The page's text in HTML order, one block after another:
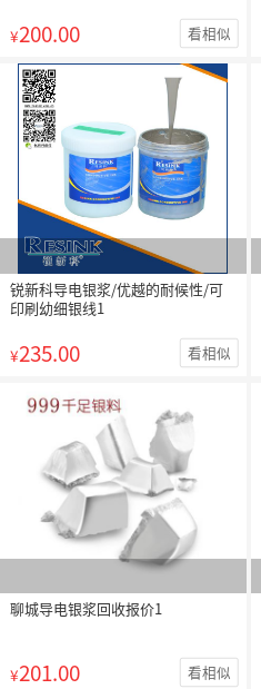
¥200.00 看相似
锐新科导电银浆/优越的耐候性/可
印刷幼细银线1
¥235.00 看相似
聊城导电银浆回收报价1
¥201.00 看相似